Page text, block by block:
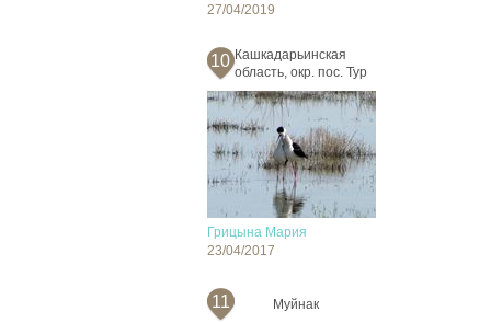
27/04/2019
10 Кашкадарьинская
область, окр. пос. Тур
Грицына Мария
23/04/2017
11 Муйнак